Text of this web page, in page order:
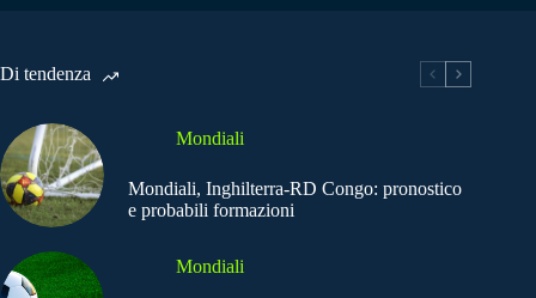
Di tendenza
Mondiali
Mondiali, Inghilterra-RD Congo: pronostico
e probabili formazioni
Mondiali